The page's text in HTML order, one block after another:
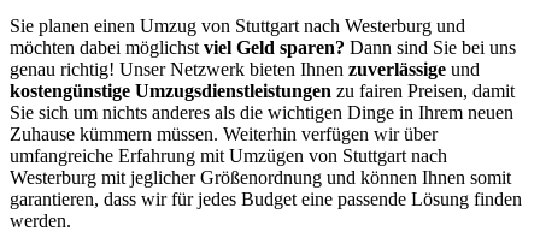
Sie planen einen Umzug von Stuttgart nach Westerburg und
möchten dabei möglichst viel Geld sparen? Dann sind Sie bei uns
genau richtig! Unser Netzwerk bieten Ihnen zuverlässige und
kostengünstige Umzugsdienstleistungen zu fairen Preisen, damit
Sie sich um nichts anderes als die wichtigen Dinge in Ihrem neuen
Zuhause kümmern müssen. Weiterhin verfügen wir über
umfangreiche Erfahrung mit Umzügen von Stuttgart nach
Westerburg mit jeglicher Größenordnung und können Ihnen somit
garantieren, dass wir für jedes Budget eine passende Lösung finden
werden.